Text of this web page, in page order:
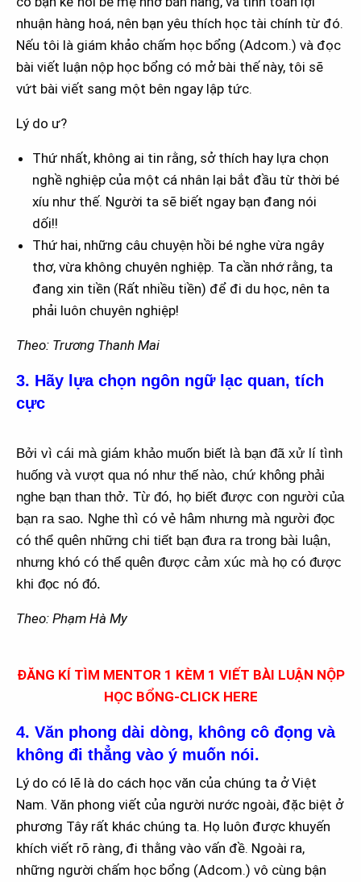
nhuận hàng hoá, nên bạn yêu thích học tài chính từ đó.
Nếu tôi là giám khảo chấm học bổng (Adcom.) và đọc
bài viết luận nộp học bổng có mở bài thế này, tôi sẽ
vứt bài viết sang một bên ngay lập tức.
Lý do ư?
Thứ nhất, không ai tin rằng, sở thích hay lựa chọn
nghề nghiệp của một cá nhân lại bắt đầu từ thời bé
xíu như thế. Người ta sẽ biết ngay bạn đang nói
dối!!
Thứ hai, những câu chuyện hồi bé nghe vừa ngây
thơ, vừa không chuyên nghiệp. Ta cần nhớ rằng, ta
đang xin tiền (Rất nhiều tiền) để đi du học, nên ta
phải luôn chuyên nghiệp!
Theo: Trương Thanh Mai
3. Hãy lựa chọn ngôn ngữ lạc quan, tích
cực
Bởi vì cái mà giám khảo muốn biết là bạn đã xử lí tình
huống và vượt qua nó như thế nào, chứ không phải
nghe bạn than thở. Từ đó, họ biết được con người của
bạn ra sao. Nghe thì có vẻ hâm nhưng mà người đọc
có thể quên những chi tiết bạn đưa ra trong bài luận,
nhưng khó có thể quên được cảm xúc mà họ có được
khi đọc nó đó.
Theo: Phạm Hà My
ĐĂNG KÍ TÌM MENTOR 1 KÈM 1 VIẾT BÀI LUẬN NỘP
HỌC BỔNG-CLICK HERE
4. Văn phong dài dòng, không cô đọng và
không đi thẳng vào ý muốn nói.
Lý do có lẽ là do cách học văn của chúng ta ở Việt
Nam. Văn phong viết của người nước ngoài, đặc biệt ở
phương Tây rất khác chúng ta. Họ luôn được khuyến
khích viết rõ ràng, đi thằng vào vấn đề. Ngoài ra,
những người chấm học bổng (Adcom.) vô cùng bận